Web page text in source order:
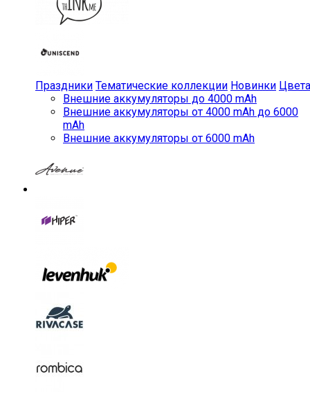
Праздники Тематические коллекции Новинки Цвета
Внешние аккумуляторы до 4000 mAh
Внешние аккумуляторы от 4000 mAh до 6000
mAh
Внешние аккумуляторы от 6000 mAh